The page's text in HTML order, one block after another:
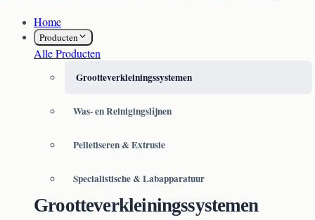
Home
Producten
Alle Producten
Grootteverkleiningssystemen
Was- en Reinigingslijnen
Pelletiseren & Extrusie
Specialistische & Labapparatuur
Grootteverkleiningssystemen